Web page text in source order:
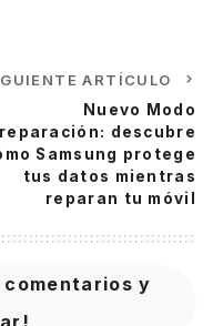
ARTÍCULO
Nuevo Modo
reparación: descubre
Samsung protege
tus datos mientras
reparan tu móvil
comentarios y